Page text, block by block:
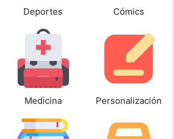
Deportes Cómics
Medicina Personalización